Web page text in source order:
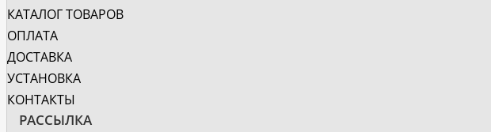
КАТАЛОГ ТОВАРОВ
ОПЛАТА
ДОСТАВКА
УСТАНОВКА
КОНТАКТЫ
РАССЫЛКА